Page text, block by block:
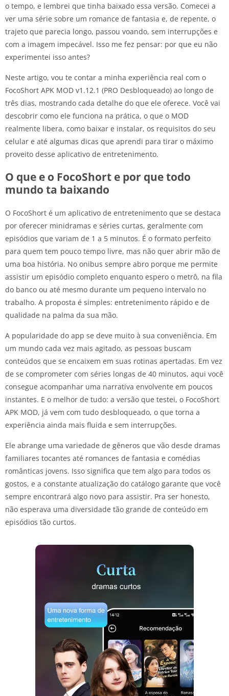
o tempo, e lembrei que tinha baixado essa versão. Comecei a
ver uma série sobre um romance de fantasia e, de repente, o
trajeto que parecia longo, passou voando, sem interrupções e
com a imagem impecável. Isso me fez pensar: por que eu não
experimentei isso antes?
Neste artigo, vou te contar a minha experiência real com o
FocoShort APK MOD v1.12.1 (PRO Desbloqueado) ao longo de
três dias, mostrando cada detalhe do que ele oferece. Você vai
descobrir como ele funciona na prática, o que o MOD
realmente libera, como baixar e instalar, os requisitos do seu
celular e até algumas dicas que aprendi para tirar o máximo
proveito desse aplicativo de entretenimento.
O que e o FocoShort e por que todo
mundo ta baixando
O FocoShort é um aplicativo de entretenimento que se destaca
por oferecer minidramas e séries curtas, geralmente com
episódios que variam de 1 a 5 minutos. É o formato perfeito
para quem tem pouco tempo livre, mas não quer abrir mão de
uma boa história. No onibus sempre abro porque me permite
assistir um episódio completo enquanto espero o metrô, na fila
do banco ou até mesmo durante um pequeno intervalo no
trabalho. A proposta é simples: entretenimento rápido e de
qualidade na palma da sua mão.
A popularidade do app se deve muito à sua conveniência. Em
um mundo cada vez mais agitado, as pessoas buscam
conteúdos que se encaixem em suas rotinas apertadas. Em vez
de se comprometer com séries longas de 40 minutos, aqui você
consegue acompanhar uma narrativa envolvente em poucos
instantes. E o melhor de tudo: a versão que testei, o FocoShort
APK MOD, já vem com tudo desbloqueado, o que torna a
experiência ainda mais fluida e sem interrupções.
Ele abrange uma variedade de gêneros que vão desde dramas
familiares tocantes até romances de fantasia e comédias
românticas jovens. Isso significa que tem algo para todos os
gostos, e a constante atualização do catálogo garante que você
sempre encontrará algo novo para assistir. Pra ser honesto,
não esperava uma diversidade tão grande de conteúdo em
episódios tão curtos.